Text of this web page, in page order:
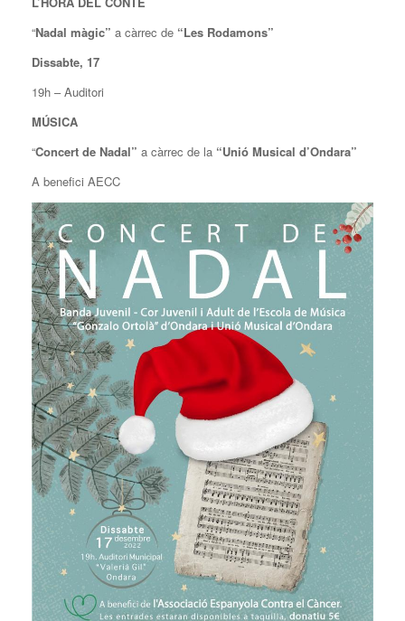
“Nadal màgic” a càrrec de “Les Rodamons”
Dissabte, 17
19h – Auditori
MÚSICA
“Concert de Nadal” a càrrec de la “Unió Musical d’Ondara”
A benefici AECC